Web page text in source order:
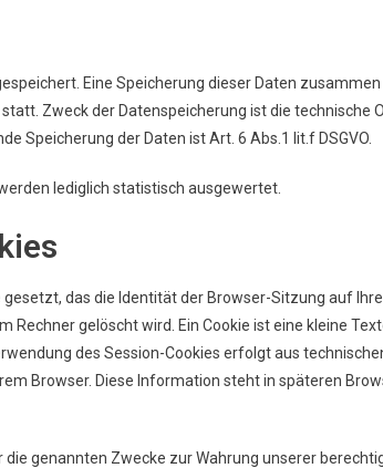
Eine Speicherung dieser Daten
Zweck der Datenspeicherung ist die technische
Speicherung der Daten ist Art. 6 Abs.1 lit.f DSGVO.
lediglich statistisch ausgewertet.
das die Identität der Browser-Sitzung auf
Rechner gelöscht wird. Ein Cookie ist eine kleine
des Session-Cookies erfolgt aus
Browser. Diese Information steht in späteren
genannten Zwecke zur Wahrung unserer